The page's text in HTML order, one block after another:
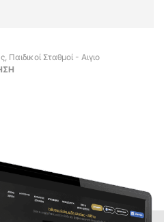
Σταθμοί - Αιγιο